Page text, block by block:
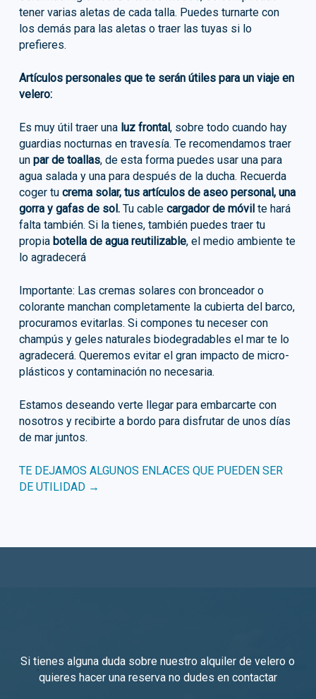
tener varias aletas de cada talla. Puedes turnarte con
los demás para las aletas o traer las tuyas si lo
prefieres.
Artículos personales que te serán útiles para un viaje en
velero:
Es muy útil traer una luz frontal, sobre todo cuando hay
guardias nocturnas en travesía. Te recomendamos traer
un par de toallas, de esta forma puedes usar una para
agua salada y una para después de la ducha. Recuerda
coger tu crema solar, tus artículos de aseo personal, una
gorra y gafas de sol.Tu cable cargador de móvilte hará
falta también. Si la tienes, también puedes traer tu
propiabotella de agua reutilizable, el medio ambiente te
lo agradecerá
Importante: Las cremas solares con bronceador o
colorante manchan completamente la cubierta del barco,
procuramos evitarlas. Si compones tu neceser con
champús y geles naturales biodegradables el mar te lo
agradecerá. Queremos evitar el gran impacto de micro-
plásticos y contaminación no necesaria.
Estamos deseando verte llegar para embarcarte con
nosotros y recibirte a bordo para disfrutar de unos días
de mar juntos.
TE DEJAMOS ALGUNOS ENLACES QUE PUEDEN SER
DE UTILIDAD →
Si tienes alguna duda sobre nuestro alquiler de velero o
quieres hacer una reserva no dudes en contactar